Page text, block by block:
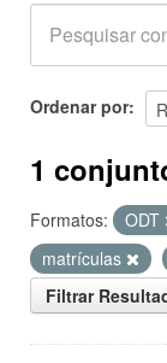
Grupos
Sobre
Ordenar por
1
Formatos: ODT
matrículas
Filtrar